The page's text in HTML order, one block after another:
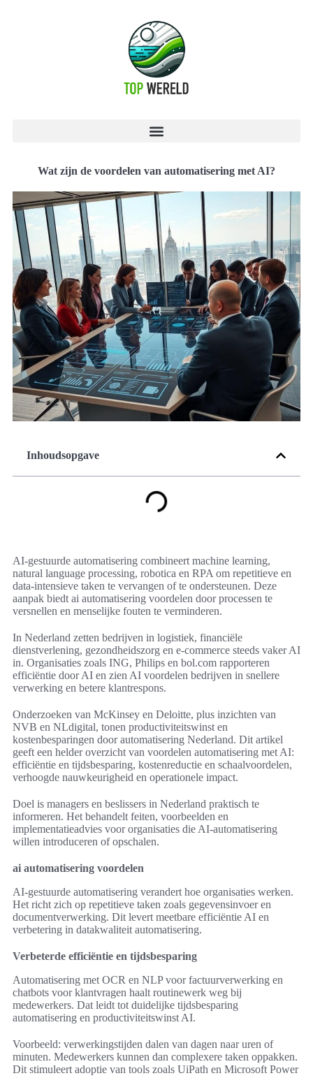
Wat zijn de voordelen van automatisering met AI?
Inhoudsopgave
AI-gestuurde automatisering combineert machine learning,
natural language processing, robotica en RPA om repetitieve en
data-intensieve taken te vervangen of te ondersteunen. Deze
aanpak biedt ai automatisering voordelen door processen te
versnellen en menselijke fouten te verminderen.
In Nederland zetten bedrijven in logistiek, financiële
dienstverlening, gezondheidszorg en e‑commerce steeds vaker AI
in. Organisaties zoals ING, Philips en bol.com rapporteren
efficiëntie door AI en zien AI voordelen bedrijven in snellere
verwerking en betere klantrespons.
Onderzoeken van McKinsey en Deloitte, plus inzichten van
NVB en NLdigital, tonen productiviteitswinst en
kostenbesparingen door automatisering Nederland. Dit artikel
geeft een helder overzicht van voordelen automatisering met AI:
efficiëntie en tijdsbesparing, kostenreductie en schaalvoordelen,
verhoogde nauwkeurigheid en operationele impact.
Doel is managers en beslissers in Nederland praktisch te
informeren. Het behandelt feiten, voorbeelden en
implementatieadvies voor organisaties die AI-automatisering
willen introduceren of opschalen.
ai automatisering voordelen
AI-gestuurde automatisering verandert hoe organisaties werken.
Het richt zich op repetitieve taken zoals gegevensinvoer en
documentverwerking. Dit levert meetbare efficiëntie AI en
verbetering in datakwaliteit automatisering.
Verbeterde efficiëntie en tijdsbesparing
Automatisering met OCR en NLP voor factuurverwerking en
chatbots voor klantvragen haalt routinewerk weg bij
medewerkers. Dat leidt tot duidelijke tijdsbesparing
automatisering en productiviteitswinst AI.
Voorbeeld: verwerkingstijden dalen van dagen naar uren of
minuten. Medewerkers kunnen dan complexere taken oppakken.
Dit stimuleert adoptie van tools zoals UiPath en Microsoft Power